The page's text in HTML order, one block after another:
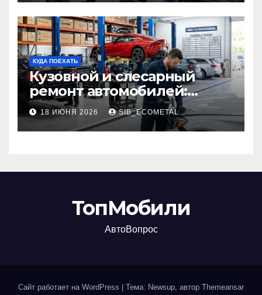
КУДА ПОЕХАТЬ
Кузовной и слесарный
ремонт автомобилей:
наличие оригинальных
запчастей производителя
и сроки выполнения работ
18 ИЮНЯ 2026 SIB_ECOMETAL
ТопМобили
АвтоВопрос
Сайт работает на WordPress | Тема: Newsup, автор Themeansar